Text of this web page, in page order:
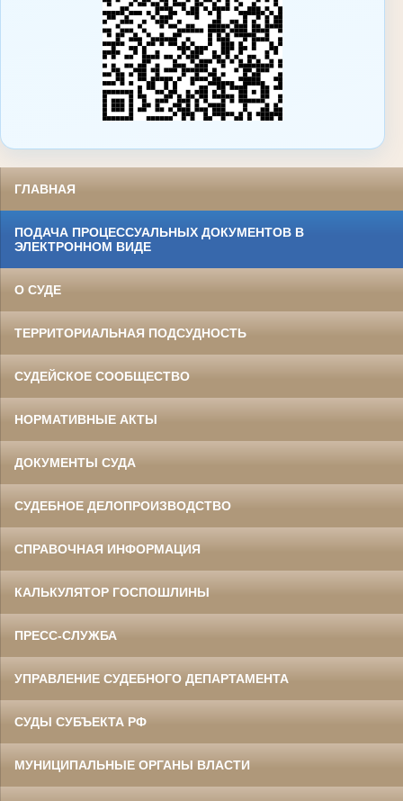
ГЛАВНАЯ
ПОДАЧА ПРОЦЕССУАЛЬНЫХ ДОКУМЕНТОВ В
ЭЛЕКТРОННОМ ВИДЕ
О СУДЕ
ТЕРРИТОРИАЛЬНАЯ ПОДСУДНОСТЬ
СУДЕЙСКОЕ СООБЩЕСТВО
НОРМАТИВНЫЕ АКТЫ
ДОКУМЕНТЫ СУДА
СУДЕБНОЕ ДЕЛОПРОИЗВОДСТВО
СПРАВОЧНАЯ ИНФОРМАЦИЯ
КАЛЬКУЛЯТОР ГОСПОШЛИНЫ
ПРЕСС-СЛУЖБА
УПРАВЛЕНИЕ СУДЕБНОГО ДЕПАРТАМЕНТА
СУДЫ СУБЪЕКТА РФ
МУНИЦИПАЛЬНЫЕ ОРГАНЫ ВЛАСТИ